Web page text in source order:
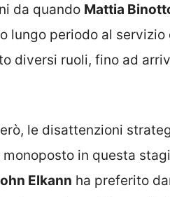
da quando Mattia
lungo periodo al servizio
diversi ruoli, fino ad
le disattenzioni
in questa
Elkann ha preferito